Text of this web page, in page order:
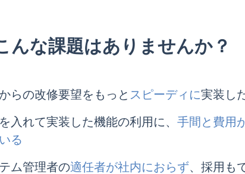
んな課題はありませんか？
らの改修要望をもっと スピーディに実装し
入れて実装した機能の利用に、 手間と費用
る
ム管理者の適任者が社内におらず、採用も